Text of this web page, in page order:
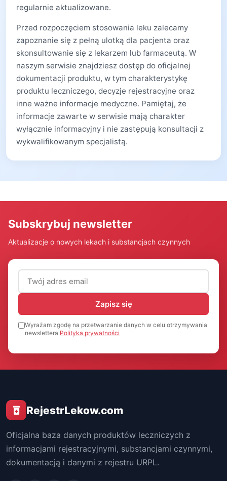
regularnie aktualizowane.
Przed rozpoczęciem stosowania leku zalecamy
zapoznanie się z pełną ulotką dla pacjenta oraz
skonsultowanie się z lekarzem lub farmaceutą. W
naszym serwisie znajdziesz dostęp do oficjalnej
dokumentacji produktu, w tym charakterystykę
produktu leczniczego, decyzje rejestracyjne oraz
inne ważne informacje medyczne. Pamiętaj, że
informacje zawarte w serwisie mają charakter
wyłącznie informacyjny i nie zastępują konsultacji z
wykwalifikowanym specjalistą.
Subskrybuj newsletter
Aktualizacje o nowych lekach i substancjach czynnych
Adres email (wymagany)
Zapisz się
Wyrażam zgodę na przetwarzanie danych w celu otrzymywania
newslettera Polityka prywatności
RejestrLekow.com
Oficjalna baza danych produktów leczniczych z
informacjami rejestracyjnymi, substancjami czynnymi,
dokumentacją i danymi z rejestru URPL.